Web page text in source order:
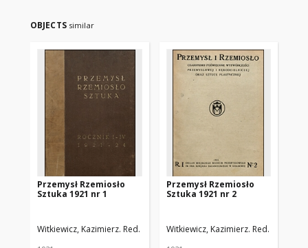
OBJECTS similar
Przemysł Rzemiosło
Sztuka 1921 nr 1
Witkiewicz, Kazimierz. Red.
Przemysł Rzemiosło
Sztuka 1921 nr 2
Witkiewicz, Kazimierz. Red.